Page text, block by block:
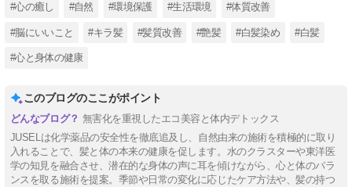
#心の癒し #自然 #環境保護 #生活環境 #体質改善
#脳にいいこと #キラ髪 #髪質改善 #艶髪 #白髪染め #白髪
#心と身体の健康
このブログのここがポイント
無害化を重視したエコ美容と体内デトックス
JUSELは化学薬品の安全性を徹底追及し、自然由来の施術を積極的に取り
入れることで、髪と体の本来の健康を促します。水のクラスターや東洋医
学の知見を融合させ、潜在的な身体の声に耳を傾けながら、心と体のバラ
ンスを取る施術を提案。季節や日常の変化に応じたケア方法や、髪の持つ